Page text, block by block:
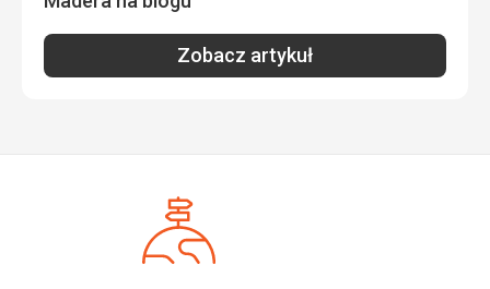
Zobacz artykuł